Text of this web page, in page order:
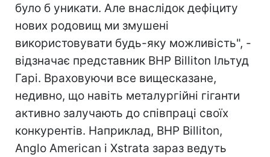
було б уникати. Але внаслідок дефіциту
нових родовищ ми змушені
використовувати будь-яку можливість", -
відзначає представник ВНР Billiton Ільтуд
Гарі. Враховуючи все вищесказане,
недивно, що навіть металургійні гіганти
активно залучають до співпраці своїх
конкурентів. Наприклад, ВНР Billiton,
Anglo American і Xstrata зараз ведуть